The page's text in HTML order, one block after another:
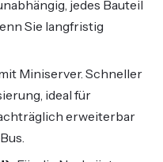
jedes Bauteil
Sie langfristig
Miniserver. Schneller
ideal für
erweiterbar